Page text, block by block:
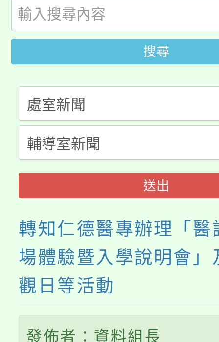
代理(課)教師甄選結果(
轉知中國文化大學推廣
《TA101》溝通分析基
程，歡迎學生輔導中心
心理、諮商輔導、社會
系所師生報名參加。
轉知苗栗縣政府辦理
縣市「校園短影音徵選
門員」簡章及活動海報
踴躍報名參加。
桃園市115學年度學生
要點
「桃園市補助參觀特色
展演活動實施計畫」
115年度「教育部表揚
義教育推展貢獻獎」
搜尋
送出
轉知仁德醫專辦理「醫
場體驗暨入學說明會」
觀日等活動
發佈者：資料組長